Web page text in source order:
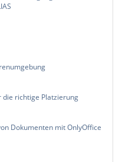
die richtige Platzierung
Dokumenten mit OnlyOffice